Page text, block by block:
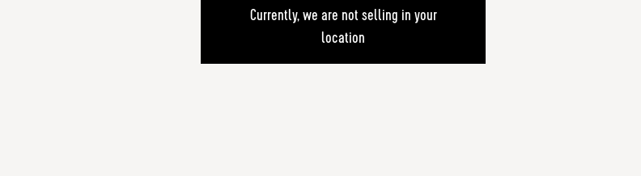
Currently, we are not selling in your
location